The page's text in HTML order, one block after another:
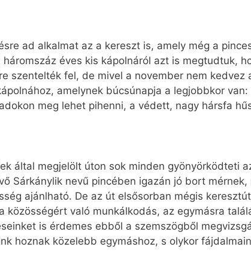
ad alkalmat az a kereszt is, amely még a
háromszáz éves kis kápolnáról azt is megtudtuk,
szentelték fel, de mivel a november nem
amelynek búcsúnapja a legjobbkor
meg lehet pihenni, a védett, nagy hársfa
által megjelölt úton sok minden gyönyörködteti
Sárkánylik nevű pincében igazán jó bort
ajánlható. De az út elsősorban mégis
közösségért való munkálkodás, az egymásra
is érdemes ebből a szemszögből
hoznak közelebb egymáshoz, s olykor